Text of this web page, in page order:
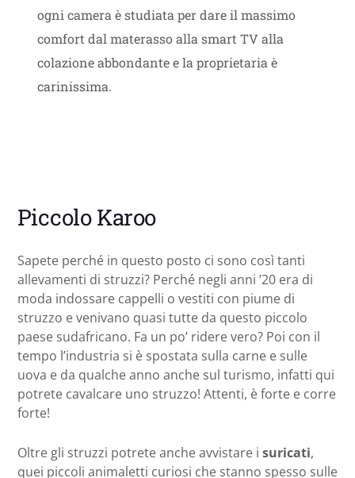
ogni camera è studiata per dare il massimo
comfort dal materasso alla smart TV alla
colazione abbondante e la proprietaria è
carinissima.
Piccolo Karoo
Sapete perché in questo posto ci sono così tanti
allevamenti di struzzi? Perché negli anni ’20 era di
moda indossare cappelli o vestiti con piume di
struzzo e venivano quasi tutte da questo piccolo
paese sudafricano. Fa un po’ ridere vero? Poi con il
tempo l’industria si è spostata sulla carne e sulle
uova e da qualche anno anche sul turismo, infatti qui
potrete cavalcare uno struzzo! Attenti, è forte e corre
forte!
Oltre gli struzzi potrete anche avvistare i suricati,
quei piccoli animaletti curiosi che stanno spesso sulle